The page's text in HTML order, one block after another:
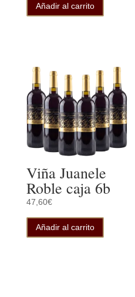
Añadir al carrito
Viña Juanele
Roble caja 6b
47,60€
Añadir al carrito